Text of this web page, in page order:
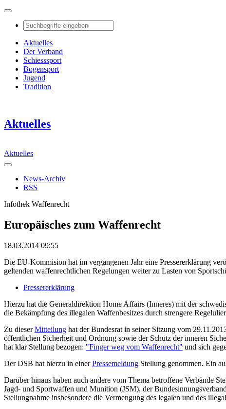
Aktuelles
Der Verband
Schiesssport
Bogensport
Jugend
Tradition
Aktuelles
Aktuelles
News-Archiv
RSS
Infothek Waffenrecht
Europäisches zum Waffenrecht
18.03.2014 09:55
Die EU-Kommision hat im vergangenen Jahr eine Pressererklärung
geltenden waffenrechtlichen Regelungen weiter zu Lasten von
Pressererklärung
Hierzu hat die Generaldirektion Home Affairs (Inneres) mit der
die Bekämpfung des illegalen Waffenbesitzes durch strengere
Zu dieserMitteilung hat der Bundesrat in seiner Sitzung vom
öffentlichen Sicherheit und Ordnung sowie der Schutz der inneren
hat klar Stellung bezogen: "Finger weg vom Waffenrecht" und sich
Der DSB hat hierzu in einerPressemeldung Stellung genommen. Ein
Darüber hinaus haben auch andere vom Thema betroffene Verbände
Jagd- und Sportwaffen und Munition (JSM), der
Stellungnahme insbesondere die Vermengung des legalen und des